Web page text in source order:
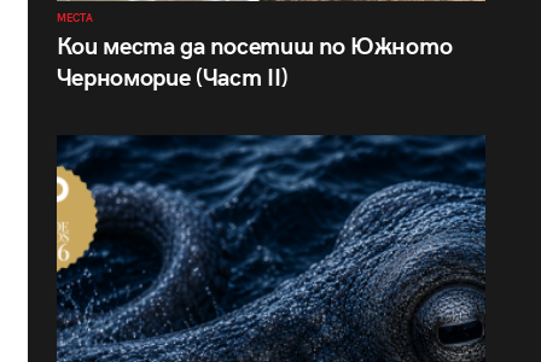
МЕСТА
Кои места да посетиш по Южното
Черноморие (Част II)